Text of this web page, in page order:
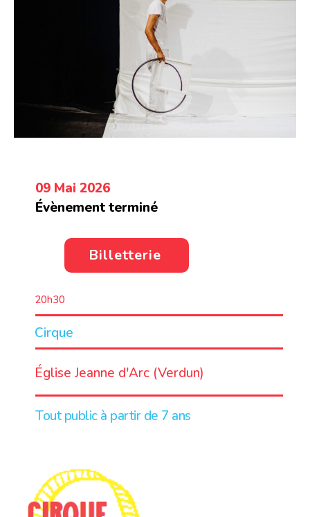
09 Mai 2026
Évènement terminé
Billetterie
20h30
Cirque
LIEU
Église Jeanne d'Arc (Verdun)
Tout public à partir de 7 ans